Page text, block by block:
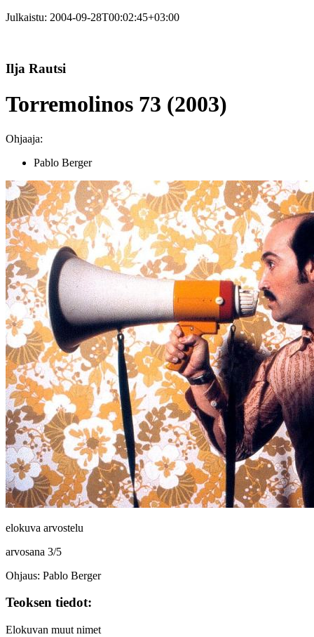
Julkaistu: 2004-09-28T00:02:45+03:00
Ilja Rautsi
Torremolinos 73 (2003)
Ohjaaja:
Pablo Berger
elokuva arvostelu
arvosana 3/5
Ohjaus: Pablo Berger
Teoksen tiedot:
Elokuvan muut nimet